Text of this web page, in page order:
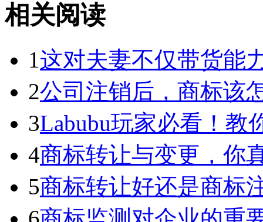
相关阅读
1这对夫妻不仅带货能
2公司注销后，商标该
3Labubu玩家必看！教
4商标转让与变更，你
5商标转让好还是商标